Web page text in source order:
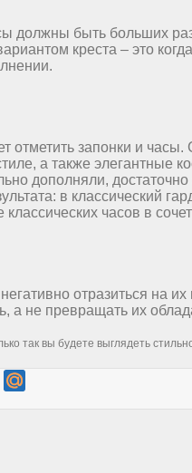
должны быть больших
креста – это
отметить запонки и
а также элегантные
дополняли,
в классический
часов в
отразиться на
не превращать их
так вы будете выглядеть